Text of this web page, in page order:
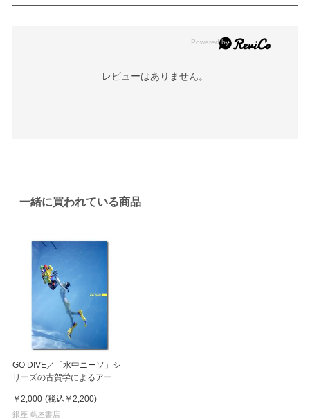
レビューはありません。
一緒に買われている商品
GO DIVE／「水中ニーソ」シ
リーズの古賀学によるアート
￥2,000 (税込 ￥2,200)
銀座 蔦屋書店